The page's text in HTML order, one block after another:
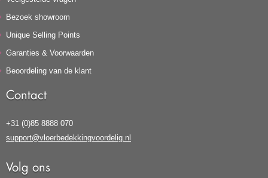
Bezoek showroom
Unique Selling Points
Garanties & Voorwaarden
Beoordeling van de klant
Contact
+31 (0)85 8888 070
support@vloerbedekkingvoordelig.nl
Volg ons